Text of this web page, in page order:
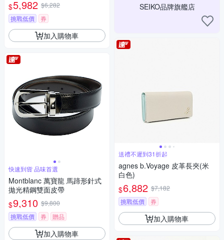
$5,982 $6,282
挑戰低價
券
加入購物車
快速到貨 品味首選
Montblanc 萬寶龍 馬蹄形針式
拋光精鋼雙面皮帶
$9,310 $9,800
挑戰低價
券 贈品
加入購物車
SEIKO品牌旗艦店
送禮不遲到31折起
agnes b.Voyage 皮革長夾(米
白色)
$6,882 $7,182
挑戰低價
券
加入購物車